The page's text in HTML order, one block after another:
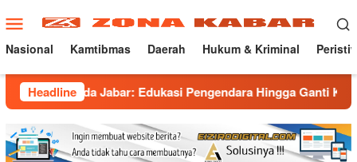
ke
konten
Menu
Mobile
Nasional Kamtibmas Daerah Hukum & Kriminal
Headline
Edukasi Pengendara Hingga Ganti Knalpot Sukarela